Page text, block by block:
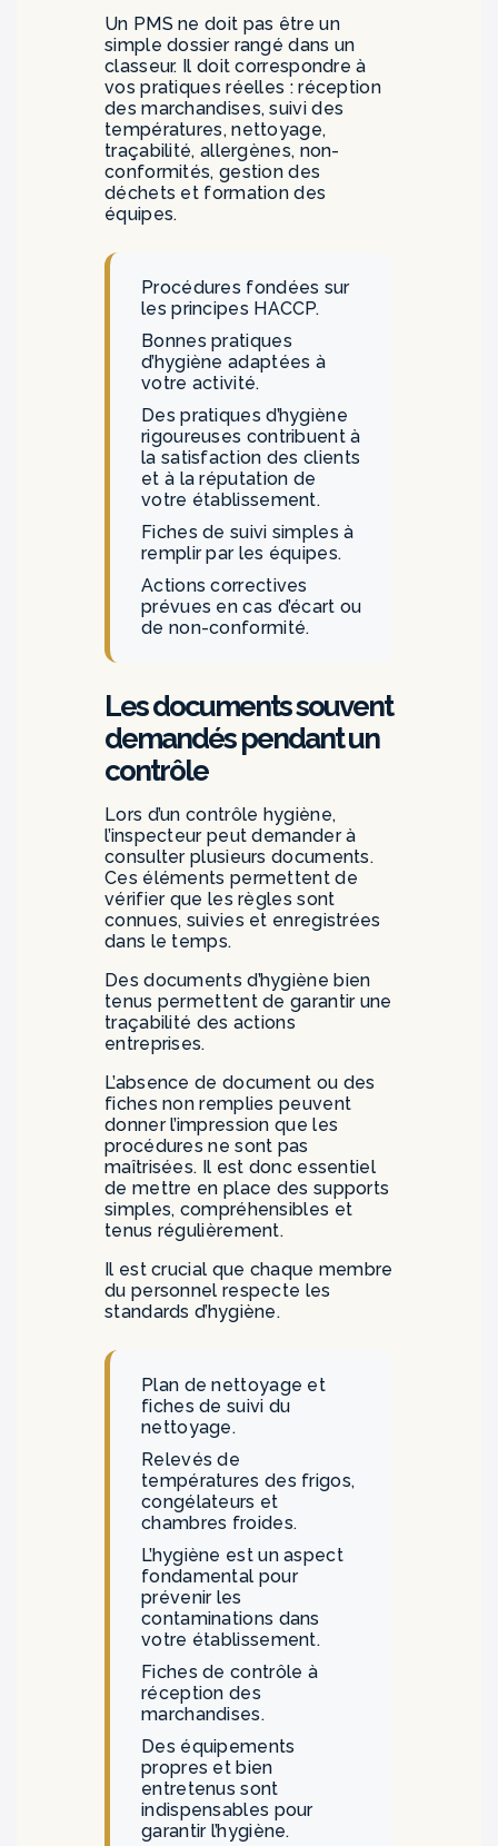
Un PMS ne doit pas être un
simple dossier rangé dans un
classeur. Il doit correspondre à
vos pratiques réelles : réception
des marchandises, suivi des
températures, nettoyage,
traçabilité, allergènes, non-
conformités, gestion des
déchets et formation des
équipes.
Procédures fondées sur
les principes HACCP.
Bonnes pratiques
d’hygiène adaptées à
votre activité.
Des pratiques d’hygiène
rigoureuses contribuent à
la satisfaction des clients
et à la réputation de
votre établissement.
Fiches de suivi simples à
remplir par les équipes.
Actions correctives
prévues en cas d’écart ou
de non-conformité.
Les documents souvent
demandés pendant un
contrôle
Lors d’un contrôle hygiène,
l’inspecteur peut demander à
consulter plusieurs documents.
Ces éléments permettent de
vérifier que les règles sont
connues, suivies et enregistrées
dans le temps.
Des documents d’hygiène bien
tenus permettent de garantir une
traçabilité des actions
entreprises.
L’absence de document ou des
fiches non remplies peuvent
donner l’impression que les
procédures ne sont pas
maîtrisées. Il est donc essentiel
de mettre en place des supports
simples, compréhensibles et
tenus régulièrement.
Il est crucial que chaque membre
du personnel respecte les
standards d’hygiène.
Plan de nettoyage et
fiches de suivi du
nettoyage.
Relevés de
températures des frigos,
congélateurs et
chambres froides.
L’hygiène est un aspect
fondamental pour
prévenir les
contaminations dans
votre établissement.
Fiches de contrôle à
réception des
marchandises.
Des équipements
propres et bien
entretenus sont
indispensables pour
garantir l’hygiène.